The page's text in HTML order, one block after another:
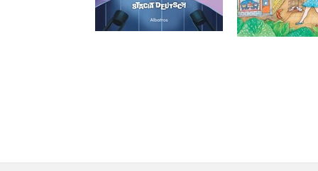
269 Kč
215 Kč
215 Kč